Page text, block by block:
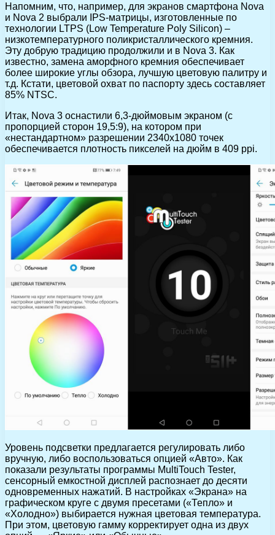
Напомним, что, например, для экранов смартфона Nova
и Nova 2 выбрали IPS-матрицы, изготовленные по
технологии LTPS (Low Temperature Poly Silicon) –
низкотемпературного поликристаллического кремния.
Эту добрую традицию продолжили и в Nova 3. Как
известно, замена аморфного кремния обеспечивает
более широкие углы обзора, лучшую цветовую палитру и
т.д. Кстати, цветовой охват по паспорту здесь составляет
85% NTSC.
Итак, Nova 3 оснастили 6,3-дюймовым экраном (с
пропорцией сторон 19,5:9), на котором при
«нестандартном» разрешении 2340х1080 точек
обеспечивается плотность пикселей на дюйм в 409 ppi.
Уровень подсветки предлагается регулировать либо
вручную, либо воспользоваться опцией «Авто». Как
показали результаты программы MultiTouch Tester,
сенсорный емкостной дисплей распознает до десяти
одновременных нажатий. В настройках «Экрана» на
графическом круге с двумя пресетами («Тепло» и
«Холодно») выбирается нужная цветовая температура.
При этом, цветовую гамму корректирует одна из двух